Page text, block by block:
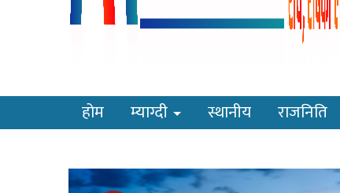
होम म्याग्दी स्थानीय राजनिति